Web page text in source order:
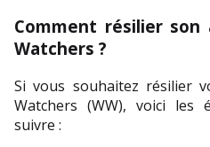
Comment résilier son
Watchers ?
Si vous souhaitez résilier
Watchers (WW), voici les
suivre :